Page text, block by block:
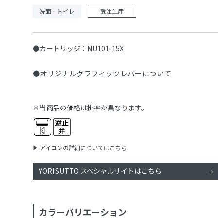
洗面・トイレ 受注生産
●カートリッジ：MU101-15X
●オリジナルグラフィックレバーについて
※当商品の価格は掛率が異なります。
アイコンの詳細についてはこちら
YORI SUTTO スペシャルサイトはこちら
カラーバリエーション